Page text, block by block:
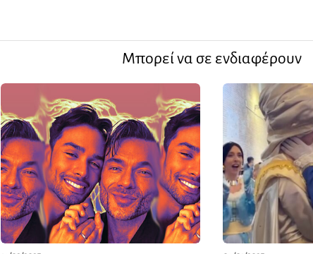
Μπορεί να σε ενδιαφέρουν